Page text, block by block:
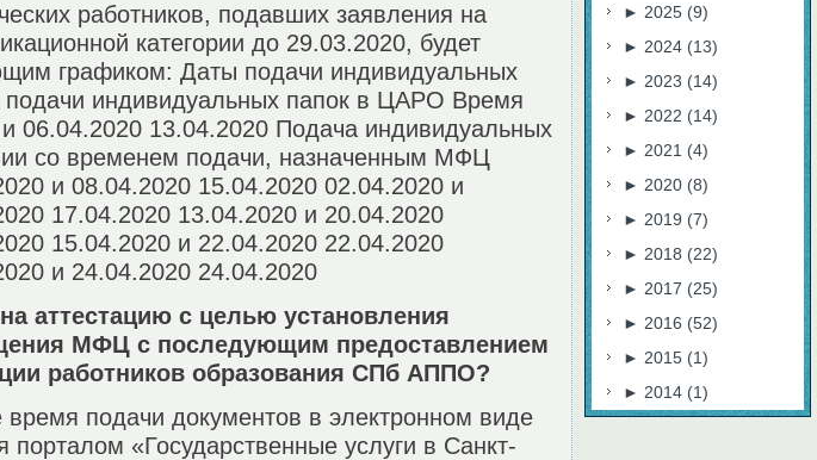
работников, подавших заявления на
категории до 29.03.2020, будет
графиком: Даты подачи индивидуальных
индивидуальных папок в ЦАРО Время
06.04.2020 13.04.2020 Подача индивидуальных
со временем подачи, назначенным МФЦ
и 08.04.2020 15.04.2020 02.04.2020 и
17.04.2020 13.04.2020 и 20.04.2020
15.04.2020 и 22.04.2020 22.04.2020
и 24.04.2020 24.04.2020
аттестацию с целью установления
МФЦ с последующим предоставлением
работников образования СПб АППО?
подачи документов в электронном виде
«Государственные услуги в Санкт-
► 2025 (9)
► 2024 (13)
► 2023 (14)
► 2022 (14)
► 2021 (4)
► 2020 (8)
► 2019 (7)
► 2018 (22)
► 2017 (25)
► 2016 (52)
► 2015 (1)
► 2014 (1)